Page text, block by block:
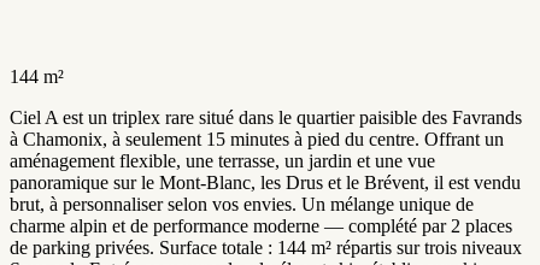
144 m²
Ciel A est un triplex rare situé dans le quartier paisible des Favrands
à Chamonix, à seulement 15 minutes à pied du centre. Offrant un
aménagement flexible, une terrasse, un jardin et une vue
panoramique sur le Mont-Blanc, les Drus et le Brévent, il est vendu
brut, à personnaliser selon vos envies. Un mélange unique de
charme alpin et de performance moderne — complété par 2 places
de parking privées. Surface totale : 144 m² répartis sur trois niveaux